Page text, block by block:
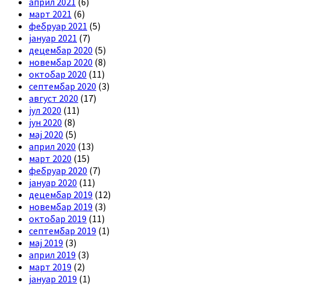
март 2021 (6)
фебруар 2021 (5)
јануар 2021 (7)
децембар 2020 (5)
новембар 2020 (8)
октобар 2020 (11)
септембар 2020 (3)
август 2020 (17)
јул 2020 (11)
јун 2020 (8)
мај 2020 (5)
април 2020 (13)
март 2020 (15)
фебруар 2020 (7)
јануар 2020 (11)
децембар 2019 (12)
новембар 2019 (3)
октобар 2019 (11)
септембар 2019 (1)
мај 2019 (3)
април 2019 (3)
март 2019 (2)
јануар 2019 (1)